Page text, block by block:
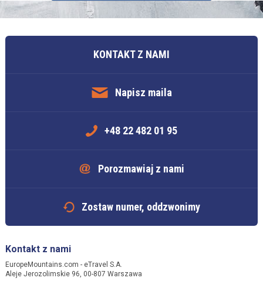
KONTAKT Z NAMI
Napisz maila
+48 22 482 01 95
Porozmawiaj z nami
Zostaw numer, oddzwonimy
Kontakt z nami
EuropeMountains.com - eTravel S.A.
Aleje Jerozolimskie 96, 00-807 Warszawa